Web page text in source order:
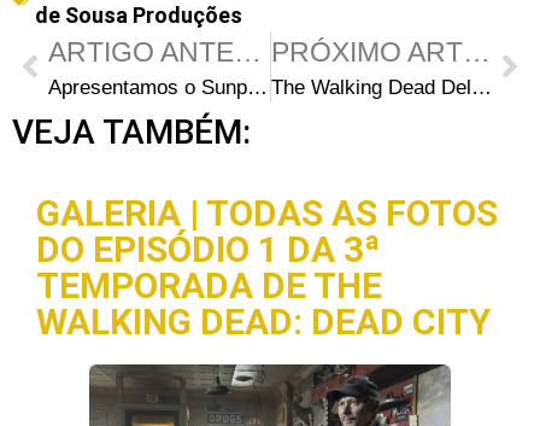
de Sousa Produções
ARTIGO ANTERIOR
Apresentamos o Sunplay Casino: Sua porta de entrada para jogos de pôquer com dinheiro real
PRÓXIMO ARTIGO
The Walking Dead Deluxe 77: Capas e data de lançamento
VEJA TAMBÉM:
GALERIA | TODAS AS FOTOS
DO EPISÓDIO 1 DA 3ª
TEMPORADA DE THE
WALKING DEAD: DEAD CITY